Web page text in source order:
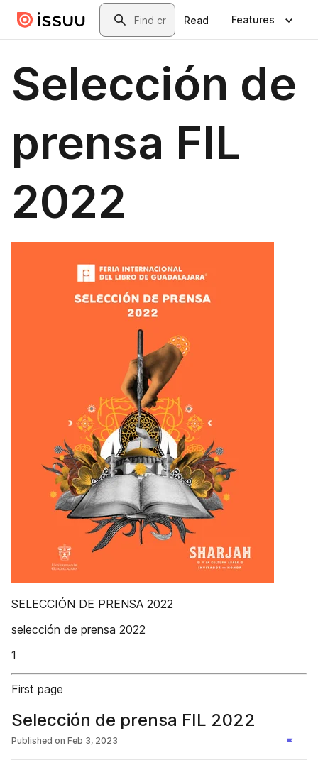
Skip to main contentSearch
Read Features
Selección de
prensa FIL
2022
SELECCIÓN DE PRENSA 2022
selección de prensa 2022
1
First page
Selección de prensa FIL 2022
Published on Feb 3, 2023